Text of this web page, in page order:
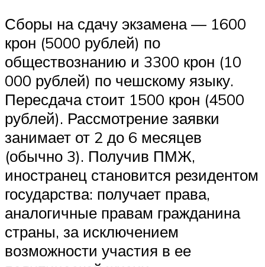
Сборы на сдачу экзамена — 1600
крон (5000 рублей) по
обществознанию и 3300 крон (10
000 рублей) по чешскому языку.
Пересдача стоит 1500 крон (4500
рублей). Рассмотрение заявки
занимает от 2 до 6 месяцев
(обычно 3). Получив ПМЖ,
иностранец становится резидентом
государства: получает права,
аналогичные правам гражданина
страны, за исключением
возможности участия в ее